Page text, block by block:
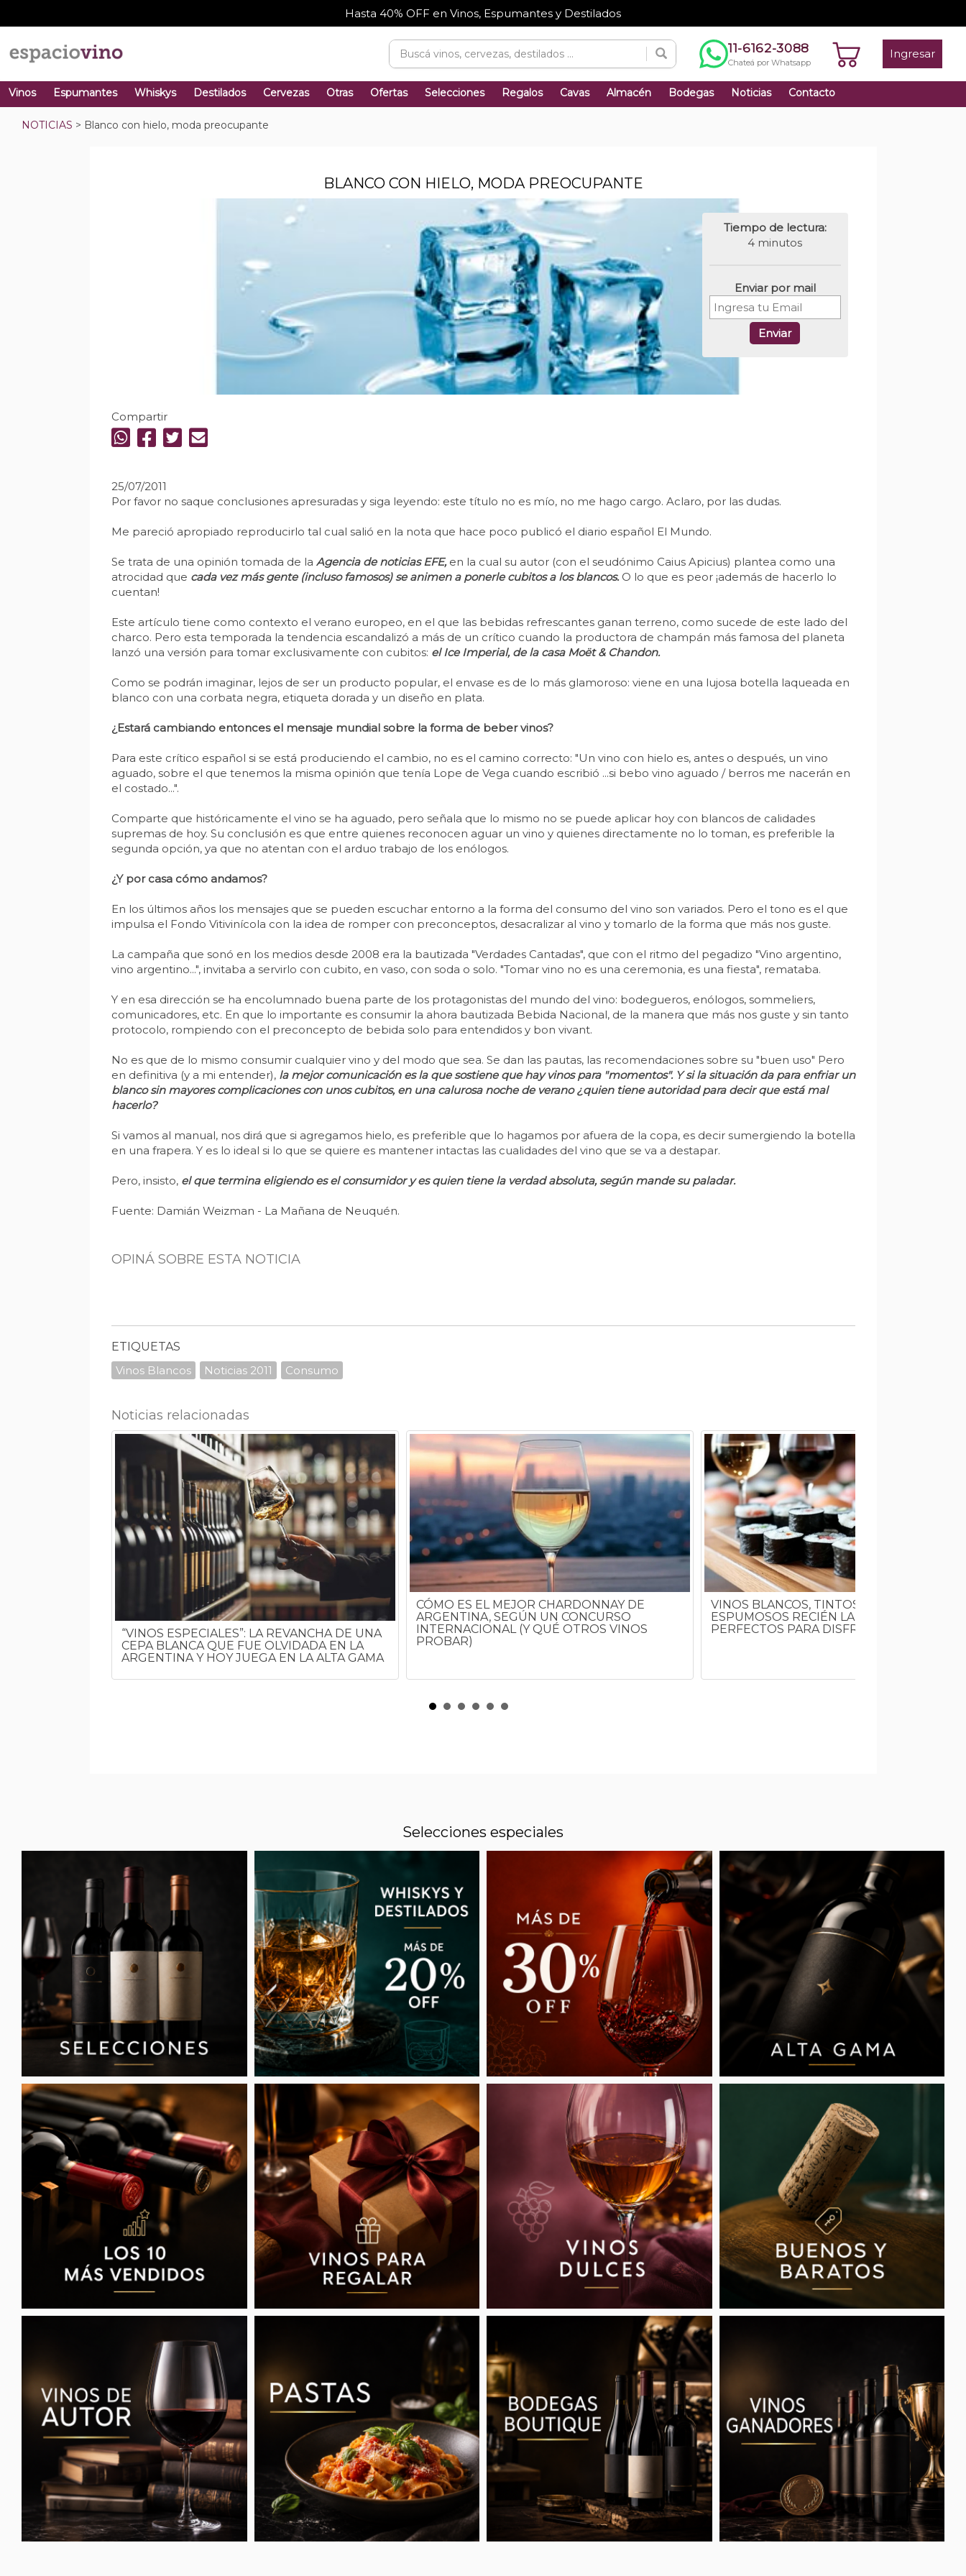
Hasta 40% OFF en Vinos, Espumantes y Destilados
11-6162-3088
Chateá por Whatsapp
Ingresar
Vinos Espumantes Whiskys Destilados Cervezas Otras Ofertas Selecciones Regalos Cavas Almacén Bodegas Noticias Contacto
NOTICIAS > Blanco con hielo, moda preocupante
BLANCO CON HIELO, MODA PREOCUPANTE
Tiempo de lectura:
4 minutos
Enviar por mail
Enviar
Compartir
25/07/2011
Por favor no saque conclusiones apresuradas y siga leyendo: este título no es mío, no me hago cargo. Aclaro, por las dudas.
Me pareció apropiado reproducirlo tal cual salió en la nota que hace poco publicó el diario español El Mundo.
Se trata de una opinión tomada de la Agencia de noticias EFE,en la cual su autor (con el seudónimo Caius Apicius) plantea como una
atrocidad que cada vez más gente (incluso famosos) se animen a ponerle cubitos a los blancos.O lo que es peor ¡además de hacerlo lo
cuentan!
Este artículo tiene como contexto el verano europeo, en el que las bebidas refrescantes ganan terreno, como sucede de este lado del
charco. Pero esta temporada la tendencia escandalizó a más de un crítico cuando la productora de champán más famosa del planeta
lanzó una versión para tomar exclusivamente con cubitos: el Ice Imperial, de la casa Moët & Chandon.
Como se podrán imaginar, lejos de ser un producto popular, el envase es de lo más glamoroso: viene en una lujosa botella laqueada en
blanco con una corbata negra, etiqueta dorada y un diseño en plata.
¿Estará cambiando entonces el mensaje mundial sobre la forma de beber vinos?
Para este crítico español si se está produciendo el cambio, no es el camino correcto: "Un vino con hielo es, antes o después, un vino
aguado, sobre el que tenemos la misma opinión que tenía Lope de Vega cuando escribió ...si bebo vino aguado / berros me nacerán en
el costado...".
Comparte que históricamente el vino se ha aguado, pero señala que lo mismo no se puede aplicar hoy con blancos de calidades
supremas de hoy. Su conclusión es que entre quienes reconocen aguar un vino y quienes directamente no lo toman, es preferible la
segunda opción, ya que no atentan con el arduo trabajo de los enólogos.
¿Y por casa cómo andamos?
En los últimos años los mensajes que se pueden escuchar entorno a la forma del consumo del vino son variados. Pero el tono es el que
impulsa el Fondo Vitivinícola con la idea de romper con preconceptos, desacralizar al vino y tomarlo de la forma que más nos guste.
La campaña que sonó en los medios desde 2008 era la bautizada "Verdades Cantadas", que con el ritmo del pegadizo "Vino argentino,
vino argentino...", invitaba a servirlo con cubito, en vaso, con soda o solo. "Tomar vino no es una ceremonia, es una fiesta", remataba.
Y en esa dirección se ha encolumnado buena parte de los protagonistas del mundo del vino: bodegueros, enólogos, sommeliers,
comunicadores, etc. En que lo importante es consumir la ahora bautizada Bebida Nacional, de la manera que más nos guste y sin tanto
protocolo, rompiendo con el preconcepto de bebida solo para entendidos y bon vivant.
No es que de lo mismo consumir cualquier vino y del modo que sea. Se dan las pautas, las recomendaciones sobre su "buen uso" Pero
en definitiva (y a mi entender), la mejor comunicación es la que sostiene que hay vinos para "momentos". Y si la situación da para enfriar un
blanco sin mayores complicaciones con unos cubitos, en una calurosa noche de verano ¿quien tiene autoridad para decir que está mal
hacerlo?
Si vamos al manual, nos dirá que si agregamos hielo, es preferible que lo hagamos por afuera de la copa, es decir sumergiendo la botella
en una frapera. Y es lo ideal si lo que se quiere es mantener intactas las cualidades del vino que se va a destapar.
Pero, insisto, el que termina eligiendo es el consumidor y es quien tiene la verdad absoluta, según mande su paladar.
Fuente: Damián Weizman - La Mañana de Neuquén.
OPINÁ SOBRE ESTA NOTICIA
ETIQUETAS
Vinos Blancos
Noticias 2011 Consumo
Noticias relacionadas
“VINOS ESPECIALES”: LA REVANCHA DE UNA
CEPA BLANCA QUE FUE OLVIDADA EN LA
ARGENTINA Y HOY JUEGA EN LA ALTA GAMA
CÓMO ES EL MEJOR CHARDONNAY DE
ARGENTINA, SEGÚN UN CONCURSO
INTERNACIONAL (Y QUÉ OTROS VINOS
PROBAR)
VINOS BLANCOS, TINTOS LIGEROS Y
ESPUMOSOS RECIÉN LANZADOS QUE SON
PERFECTOS PARA DISFRUTAR CON SUSHI
Selecciones especiales